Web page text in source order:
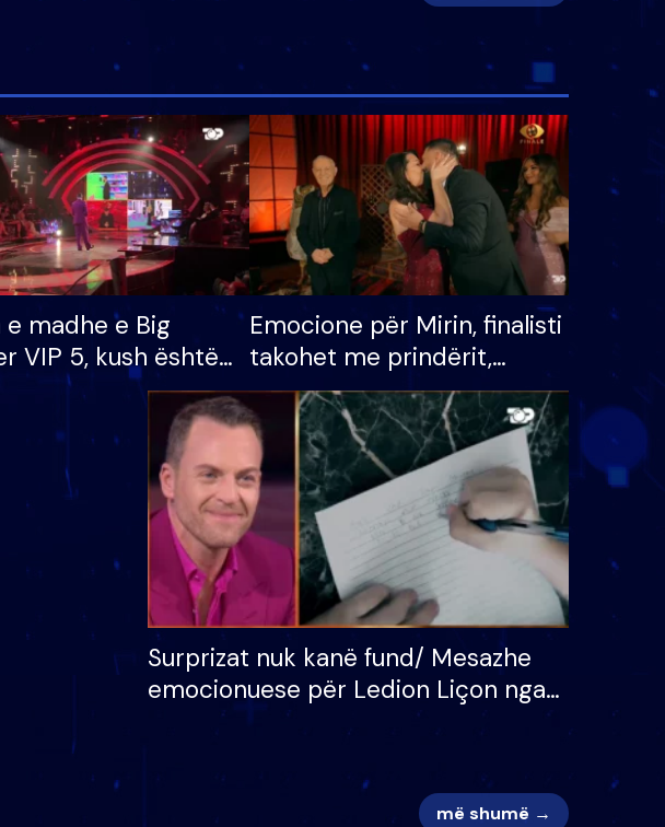
e madhe e Big
VIP 5, kush është
i parë që lë shtëpinë
mundësinë për
çmimin e madh
Emocione për Mirin, finalisti
takohet me prindërit,
vajzën dhe bashkëshorten:
S’kemi ndonjë letër divorci
apo jo?
Surprizat nuk kanë fund/ Mesazhe
emocionuese për Ledion Liçon nga
nëna dhe fëmijët e tij, moderatori
më shumë →